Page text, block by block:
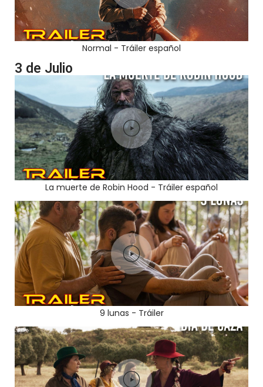
Normal - Tráiler español
3 de Julio
La muerte de Robin Hood - Tráiler español
9 lunas - Tráiler